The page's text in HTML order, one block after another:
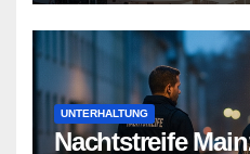
UNTERHALTUNG
Nachtstreife